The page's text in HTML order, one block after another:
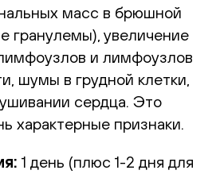
масс в брюшной
гранулемы), увеличение
и лимфоузлов
шумы в грудной клетки,
сердца. Это
характерные признаки.
1 день (плюс 1-2 дня для